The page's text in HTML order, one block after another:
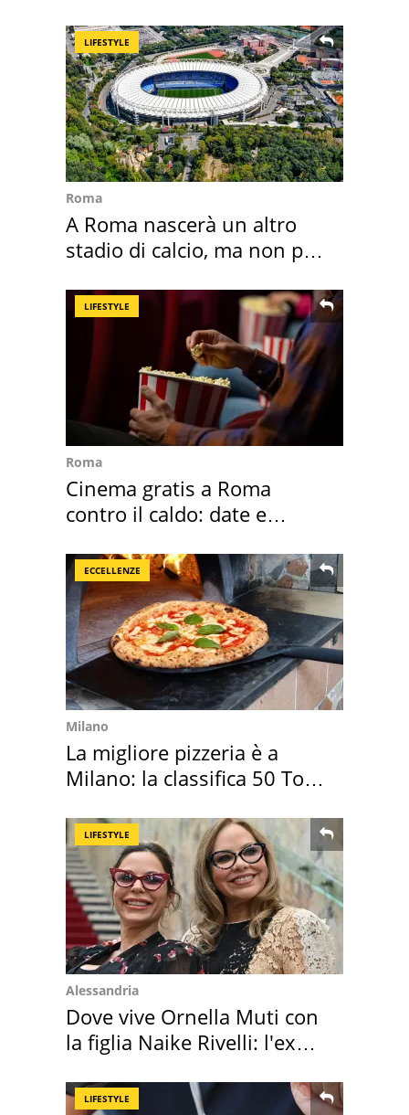
LIFESTYLE
Roma
A Roma nascerà un altro
stadio di calcio, ma non per
LIFESTYLE
Roma
Cinema gratis a Roma
contro il caldo: date e
ECCELLENZE
Milano
La migliore pizzeria è a
Milano: la classifica 50 Top
LIFESTYLE
Alessandria
Dove vive Ornella Muti con
la figlia Naike Rivelli: l'ex
LIFESTYLE